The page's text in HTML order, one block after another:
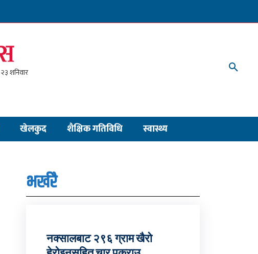
खेलकुद शैक्षिक गतिविधि स्वास्थ्य
भर्खरै
नक्सालबाट २९६ ग्राम खैरो